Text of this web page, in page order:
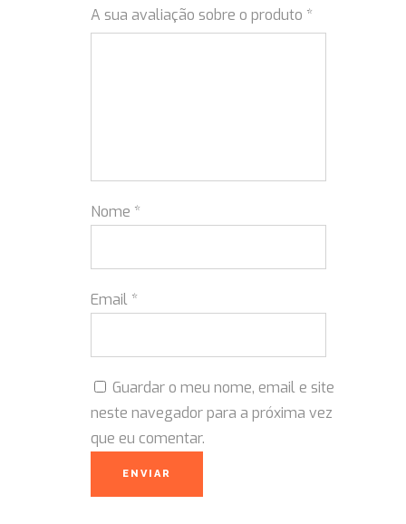
A sua avaliação sobre o produto *
Nome *
Email *
Guardar o meu nome, email e site
neste navegador para a próxima vez
que eu comentar.